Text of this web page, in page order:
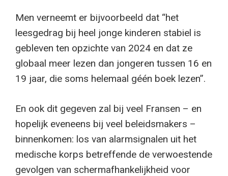
Men verneemt er bijvoorbeeld dat “het
leesgedrag bij heel jonge kinderen stabiel is
gebleven ten opzichte van 2024 en dat ze
globaal meer lezen dan jongeren tussen 16 en
19 jaar, die soms helemaal géén boek lezen”.
En ook dit gegeven zal bij veel Fransen – en
hopelijk eveneens bij veel beleidsmakers –
binnenkomen: los van alarmsignalen uit het
medische korps betreffende de verwoestende
gevolgen van schermafhankelijkheid voor